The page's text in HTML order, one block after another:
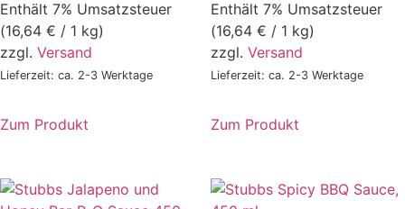
Enthält 7% Umsatzsteuer
(16,64 € / 1 kg)
zzgl. Versand
Lieferzeit: ca. 2-3 Werktage
Zum Produkt
Enthält 7% Umsatzsteuer
(16,64 € / 1 kg)
zzgl. Versand
Lieferzeit: ca. 2-3 Werktage
Zum Produkt